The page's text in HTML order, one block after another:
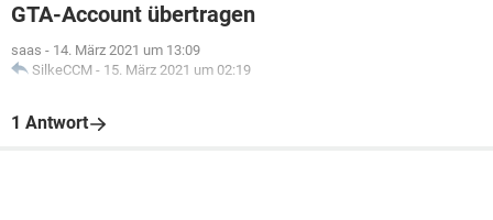
GTA-Account übertragen
saas - 14. März 2021 um 13:09
SilkeCCM - 15. März 2021 um 02:19
1 Antwort